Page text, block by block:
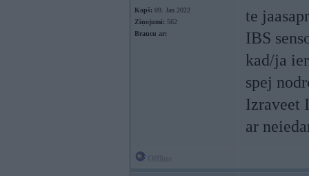
Kopš: 09. Jan 2022
Ziņojumi: 562
Braucu ar:
te
IBS
kad/ja
spej
Izraveet
ar